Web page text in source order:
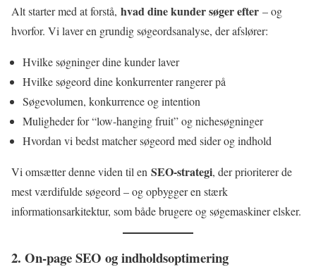
Alt starter med at forstå, hvad dine kunder søger efter – og
hvorfor. Vi laver en grundig søgeordsanalyse, der afslører:
Hvilke søgninger dine kunder laver
Hvilke søgeord dine konkurrenter rangerer på
Søgevolumen, konkurrence og intention
Muligheder for “low-hanging fruit” og nichesøgninger
Hvordan vi bedst matcher søgeord med sider og indhold
Vi omsætter denne viden til en SEO-strategi, der prioriterer de
mest værdifulde søgeord – og opbygger en stærk
informationsarkitektur, som både brugere og søgemaskiner elsker.
2. On-page SEO og indholdsoptimering